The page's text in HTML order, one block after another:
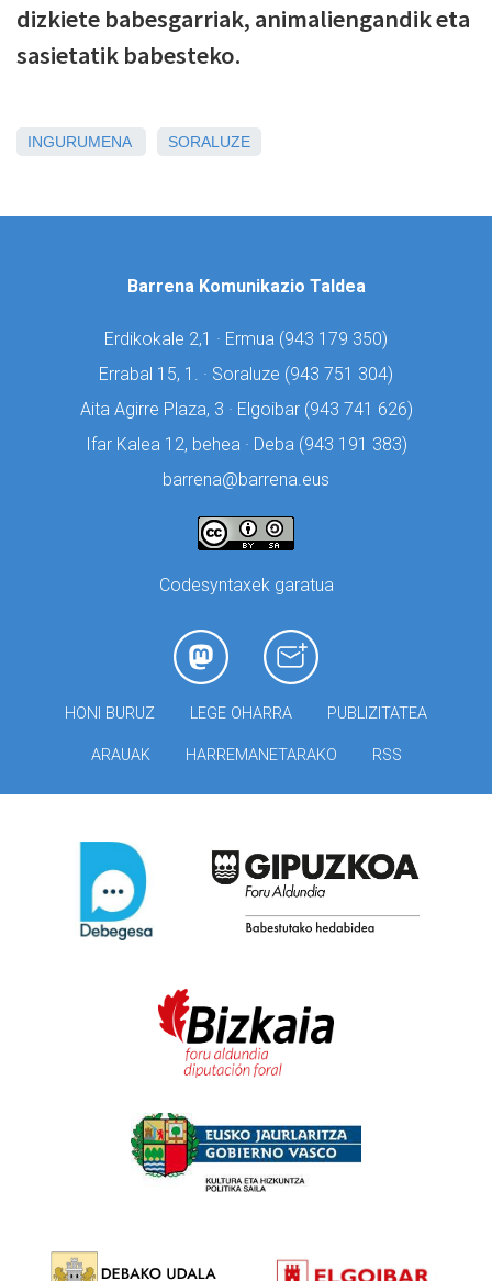
dizkiete babesgarriak, animaliengandik eta
sasietatik babesteko.
INGURUMENA SORALUZE
Barrena Komunikazio Taldea
Erdikokale 2,1 · Ermua (943 179 350)
Errabal 15, 1. · Soraluze (943 751 304)
Aita Agirre Plaza, 3 · Elgoibar (943 741 626)
Ifar Kalea 12, behea · Deba (943 191 383)
barrena@barrena.eus
Codesyntaxek garatua
HONI BURUZ LEGE OHARRA PUBLIZITATEA
ARAUAK HARREMANETARAKO RSS